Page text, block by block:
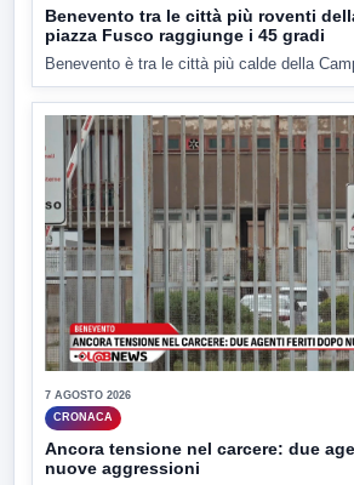
Benevento tra le città più roventi
piazza Fusco raggiunge i 45 gradi
Benevento è tra le città più calde della
7 AGOSTO 2026
CRONACA
Ancora tensione nel carcere: due
nuove aggressioni